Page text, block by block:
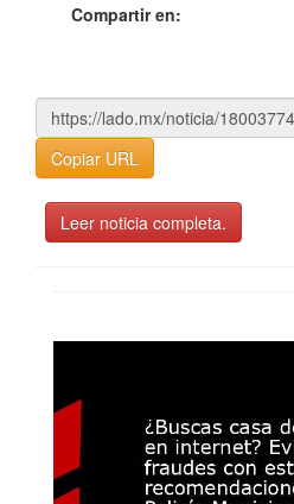
Compartir en:
Copiar URL
Leer noticia completa.